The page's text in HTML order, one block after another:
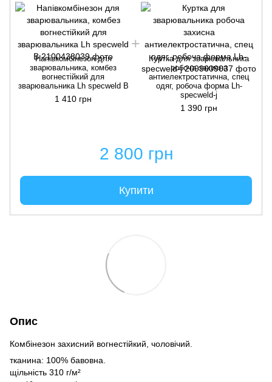
Напівкомбінезон для
зварювальника, комбез
вогнестійкий для
зварювальника Lh specweld B
1 410 грн
Куртка для зварювальника
робоча захисна
антиелектростатична, спец
одяг, робоча форма Lh-
specweld-j
1 390 грн
2 800 грн
Купити
Опис
Комбінезон захисний вогнестійкий, чоловічий.
тканина: 100% бавовна.
щільність 310 г/м²